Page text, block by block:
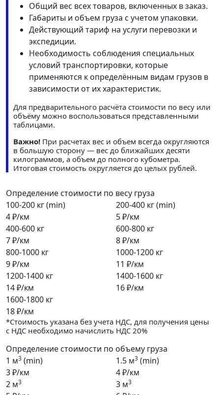
Общий вес всех товаров, включенных в заказ.
Габариты и объем груза с учетом упаковки.
Действующий тариф на услуги перевозки и
экспедиции.
Необходимость соблюдения специальных
условий транспортировки, которые
применяются к определённым видам грузов в
зависимости от их характеристик.
Для предварительного расчёта стоимости по весу или
объёму можно воспользоваться представленными
таблицами.
Важно! При расчетах вес и объем всегда округляются
в большую сторону — вес до ближайших десяти
килограммов, а объем до полного кубометра.
Итоговая стоимость округляется до целых рублей.
Определение стоимости по весу груза
100-200 кг (min)
4 ₽/км
200-400 кг (min)
5 ₽/км
400-600 кг
7 ₽/км
600-800 кг
8 ₽/км
800-1000 кг
9 ₽/км
1000-1200 кг
11 ₽/км
1200-1400 кг
14 ₽/км
1400-1600 кг
16 ₽/км
1600-1800 кг
18 ₽/км
*Стоимость указана без учета НДС, для получения цены
с НДС необходимо начислить НДС 20%
Определение стоимости по объему груза
1 м3 (min)
3 ₽/км
1.5 м3 (min)
4 ₽/км
2 м3 3 м3